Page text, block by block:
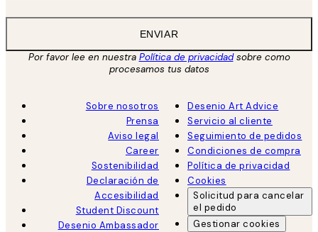
ENVIAR
Por favor lee en nuestra Política de privacidadsobre como
procesamos tus datos
Sobre nosotros
Prensa
Aviso legal
Career
Sostenibilidad
Declaración de
Accesibilidad
Student Discount
Desenio Ambassador
Desenio Art Advice
Servicio al cliente
Seguimiento de pedidos
Condiciones de compra
Política de privacidad
Cookies
Solicitud para cancelar
el pedido
Gestionar cookies